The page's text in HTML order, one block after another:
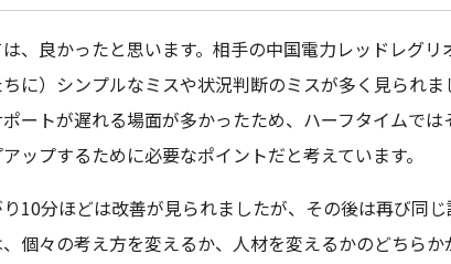
は、良かったと思います。相手の中国電力レッドレグ
に）シンプルなミスや状況判断のミスが多く見られ
ートが遅れる場面が多かったため、ハーフタイムで
ップするために必要なポイントだと考えています。
10分ほどは改善が見られましたが、その後は再び同
個々の考え方を変えるか、人材を変えるかのどちら